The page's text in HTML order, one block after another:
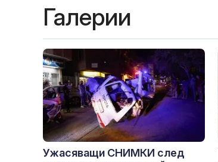
Галерии
Ужасяващи СНИМКИ след